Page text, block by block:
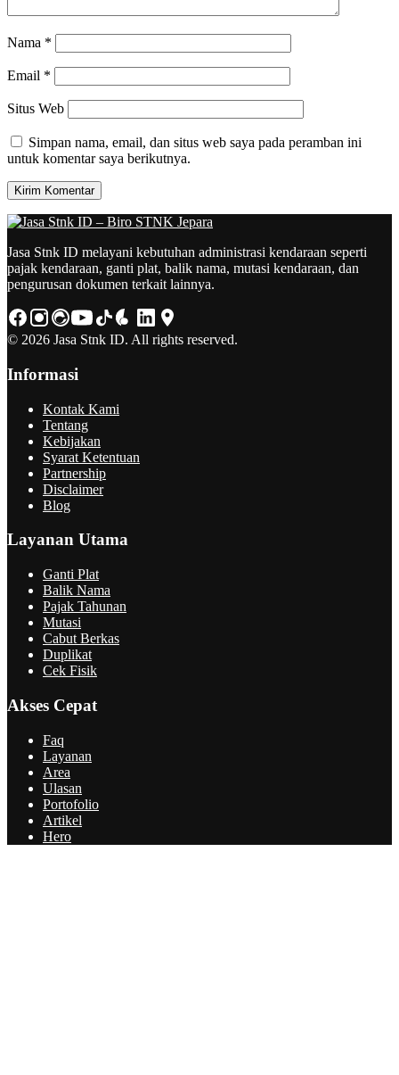
Nama *
Email *
Situs Web
Simpan nama, email, dan situs web saya pada peramban ini
untuk komentar saya berikutnya.
Jasa Stnk ID melayani kebutuhan administrasi kendaraan seperti
pajak kendaraan, ganti plat, balik nama, mutasi kendaraan, dan
pengurusan dokumen terkait lainnya.
© 2026 Jasa Stnk ID. All rights reserved.
Informasi
Kontak Kami
Tentang
Kebijakan
Syarat Ketentuan
Partnership
Disclaimer
Blog
Layanan Utama
Ganti Plat
Balik Nama
Pajak Tahunan
Mutasi
Cabut Berkas
Duplikat
Cek Fisik
Akses Cepat
Faq
Layanan
Area
Ulasan
Portofolio
Artikel
Hero